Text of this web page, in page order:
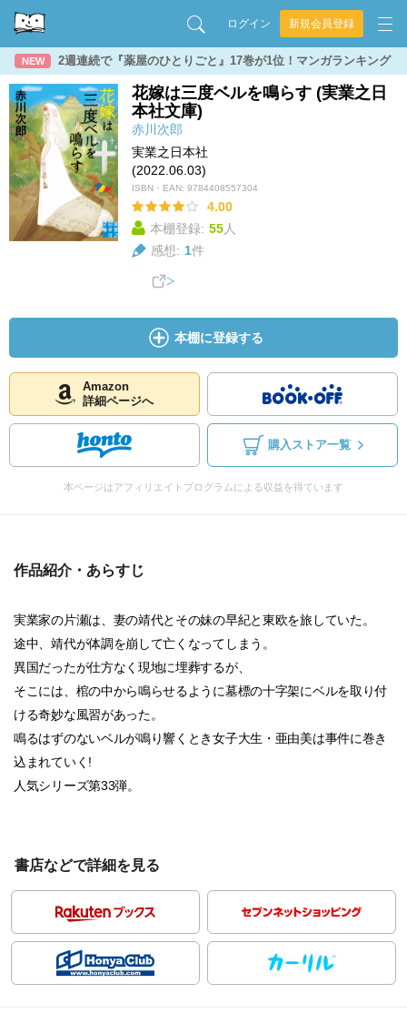
ログイン 新規会員登録
NEW 2週連続で『薬屋のひとりごと』17巻が1位！マンガランキング
花嫁は三度ベルを鳴らす (実業之日
本社文庫)
赤川次郎
実業之日本社
(2022.06.03)
ISBN・EAN: 9784408557304
4.00
本棚登録: 55人
感想: 1件
本棚に登録する
Amazon
詳細ページへ
購入ストア一覧
本ページはアフィリエイトプログラムによる収益を得ています
作品紹介・あらすじ
実業家の片瀬は、妻の靖代とその妹の早紀と東欧を旅していた。
途中、靖代が体調を崩して亡くなってしまう。
異国だったが仕方なく現地に埋葬するが、
そこには、棺の中から鳴らせるように墓標の十字架にベルを取り付
ける奇妙な風習があった。
鳴るはずのないベルが鳴り響くとき女子大生・亜由美は事件に巻き
込まれていく!
人気シリーズ第33弾。
書店などで詳細を見る